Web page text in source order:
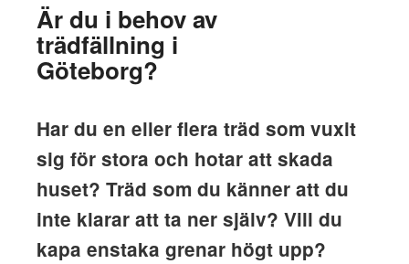
Är du i behov av
trädfällning i
Göteborg?
Har du en eller flera träd som vuxit
sig för stora och hotar att skada
huset? Träd som du känner att du
inte klarar att ta ner själv? Vill du
kapa enstaka grenar högt upp?